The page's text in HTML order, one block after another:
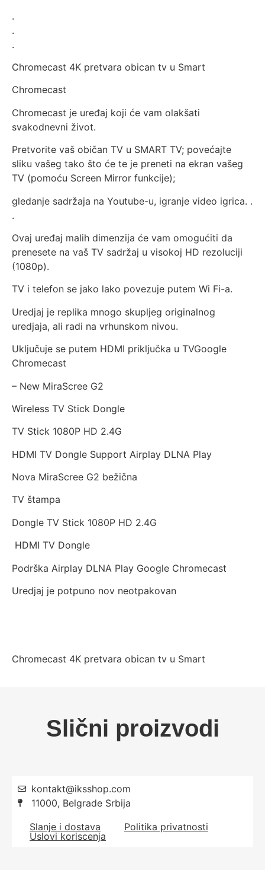
.
.
.
Chromecast 4K pretvara obican tv u Smart
Chromecast
Chromecast je uređaj koji će vam olakšati
svakodnevni život.
Pretvorite vaš običan TV u SMART TV; povećajte
sliku vašeg tako što će te je preneti na ekran vašeg
TV (pomoću Screen Mirror funkcije);
gledanje sadržaja na Youtube-u, igranje video igrica. .
.
Ovaj uređaj malih dimenzija će vam omogućiti da
prenesete na vaš TV sadržaj u visokoj HD rezoluciji
(1080p).
TV i telefon se jako lako povezuje putem Wi Fi-a.
Uredjaj je replika mnogo skupljeg originalnog
uredjaja, ali radi na vrhunskom nivou.
Uključuje se putem HDMI priključka u TVGoogle
Chromecast
– New MiraScree G2
Wireless TV Stick Dongle
TV Stick 1080P HD 2.4G
HDMI TV Dongle Support Airplay DLNA Play
Nova MiraScree G2 bežična
TV štampa
Dongle TV Stick 1080P HD 2.4G
HDMI TV Dongle
Podrška Airplay DLNA Play Google Chromecast
Uredjaj je potpuno nov neotpakovan
Chromecast 4K pretvara obican tv u Smart
Slični proizvodi
kontakt@iksshop.com
11000, Belgrade Srbija
Slanje i dostava
Politika privatnosti
Uslovi koriscenja